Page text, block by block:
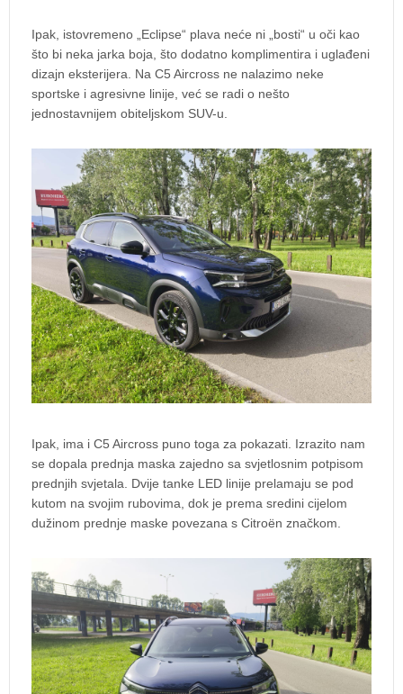
Ipak, istovremeno „Eclipse“ plava neće ni „bosti“ u oči kao
što bi neka jarka boja, što dodatno komplimentira i uglađeni
dizajn eksterijera. Na C5 Aircross ne nalazimo neke
sportske i agresivne linije, već se radi o nešto
jednostavnijem obiteljskom SUV-u.
Ipak, ima i C5 Aircross puno toga za pokazati. Izrazito nam
se dopala prednja maska zajedno sa svjetlosnim potpisom
prednjih svjetala. Dvije tanke LED linije prelamaju se pod
kutom na svojim rubovima, dok je prema sredini cijelom
dužinom prednje maske povezana s Citroën značkom.